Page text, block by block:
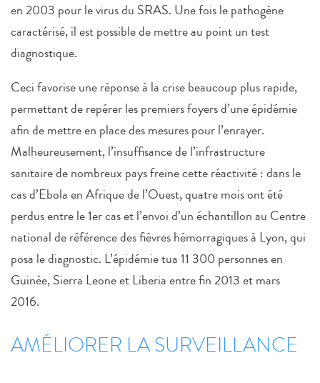
en 2003 pour le virus du SRAS. Une fois le pathogène
caractérisé, il est possible de mettre au point un test
diagnostique.
Ceci favorise une réponse à la crise beaucoup plus rapide,
permettant de repérer les premiers foyers d’une épidémie
afin de mettre en place des mesures pour l’enrayer.
Malheureusement, l’insuffisance de l’infrastructure
sanitaire de nombreux pays freine cette réactivité : dans le
cas d’Ebola en Afrique de l’Ouest, quatre mois ont été
perdus entre le 1er cas et l’envoi d’un échantillon au Centre
national de référence des fièvres hémorragiques à Lyon, qui
posa le diagnostic. L’épidémie tua 11 300 personnes en
Guinée, Sierra Leone et Liberia entre fin 2013 et mars
2016.
AMÉLIORER LA SURVEILLANCE